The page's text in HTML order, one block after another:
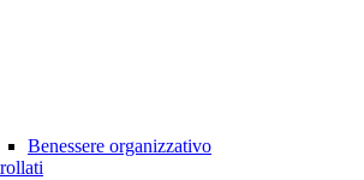
Benessere organizzativo